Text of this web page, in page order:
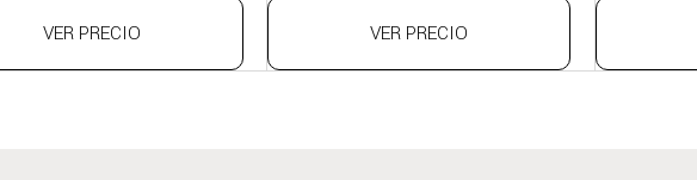
VER PRECIO VER PRECIO